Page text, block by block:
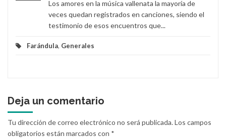
Los amores en la música vallenata la mayoría de
veces quedan registrados en canciones, siendo el
testimonio de esos encuentros que...
Farándula, Generales
Deja un comentario
Tu dirección de correo electrónico no será publicada.Los campos
obligatorios están marcados con *